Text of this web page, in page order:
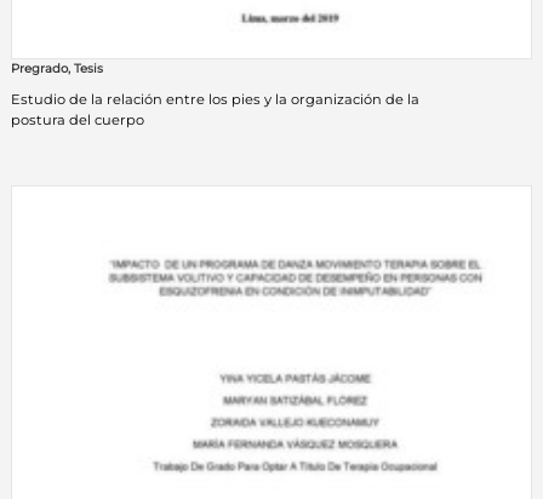
Pregrado, Tesis
Estudio de la relación entre los pies y la organización de la
postura del cuerpo